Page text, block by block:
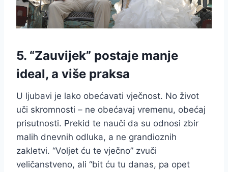
5. “Zauvijek” postaje manje
ideal, a više praksa
U ljubavi je lako obećavati vječnost. No život
uči skromnosti – ne obećavaj vremenu, obećaj
prisutnosti. Prekid te nauči da su odnosi zbir
malih dnevnih odluka, a ne grandioznih
zakletvi. “Voljet ću te vječno” zvuči
veličanstveno, ali “bit ću tu danas, pa opet